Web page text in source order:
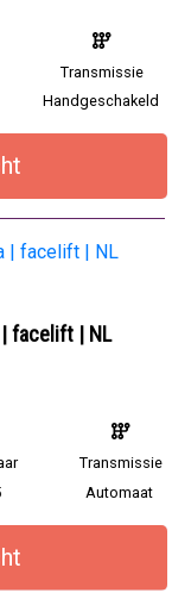
Transmissie
Handgeschakeld
| facelift | NL
Transmissie
Automaat